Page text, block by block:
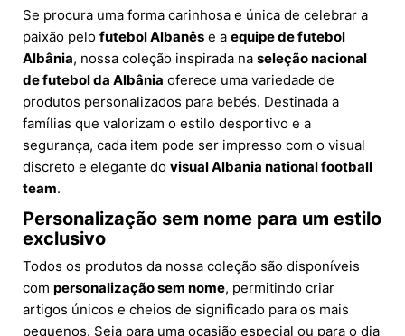
Se procura uma forma carinhosa e única de celebrar a
paixão pelo futebol Albanês e a equipe de futebol
Albânia, nossa coleção inspirada na seleção nacional
de futebol da Albânia oferece uma variedade de
produtos personalizados para bebés. Destinada a
famílias que valorizam o estilo desportivo e a
segurança, cada item pode ser impresso com o visual
discreto e elegante do visual Albania national football
team.
Personalização sem nome para um estilo
exclusivo
Todos os produtos da nossa coleção são disponíveis
com personalização sem nome, permitindo criar
artigos únicos e cheios de significado para os mais
pequenos. Seja para uma ocasião especial ou para o dia